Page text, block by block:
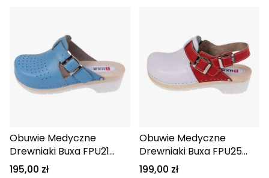
Obuwie Medyczne
Drewniaki Buxa FPU21
Niebieski
Cena
195,00 zł
Obuwie Medyczne
Drewniaki Buxa FPU25
Biało-Czerwony
Cena
199,00 zł